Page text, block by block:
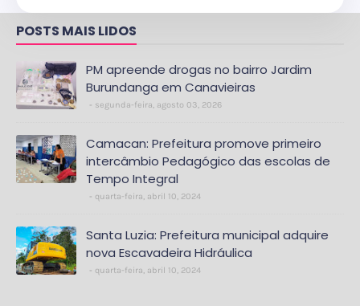
POSTS MAIS LIDOS
PM apreende drogas no bairro Jardim
Burundanga em Canavieiras
segunda-feira, agosto 03, 2026
Camacan: Prefeitura promove primeiro
intercâmbio Pedagógico das escolas de
Tempo Integral
quarta-feira, abril 10, 2024
Santa Luzia: Prefeitura municipal adquire
nova Escavadeira Hidráulica
quarta-feira, abril 10, 2024